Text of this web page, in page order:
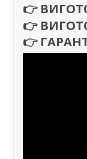
👉
👉
👉